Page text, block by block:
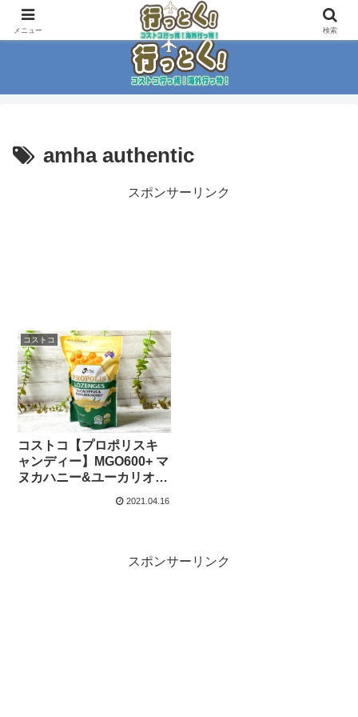
コストコ大好き家族がイチ押商品紹介！！
amha authentic
スポンサーリンク
コストコ
コストコ【プロポリスキ
ャンディー】MGO600+ マ
ヌカハニー&ユーカリオイ
True Blueののど飴の効果
2021.04.16
スポンサーリンク
メニュー 検索